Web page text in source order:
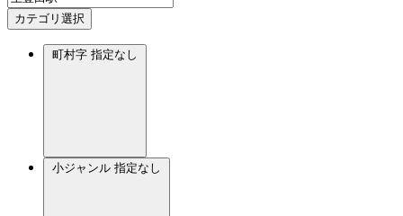
カテゴリ選択
町村字 指定なし
小ジャンル 指定なし